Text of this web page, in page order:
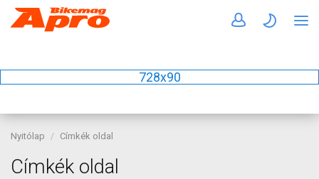
728x90
Nyitólap Címkék oldal
Címkék oldal